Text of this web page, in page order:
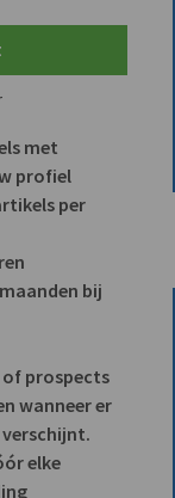
met
profiel
per
bij
of prospects
wanneer er
elke